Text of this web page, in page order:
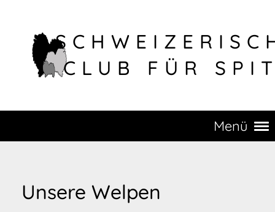
CLUB FÜR
Menü
Unsere Welpen